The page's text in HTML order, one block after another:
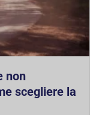
non
scegliere la